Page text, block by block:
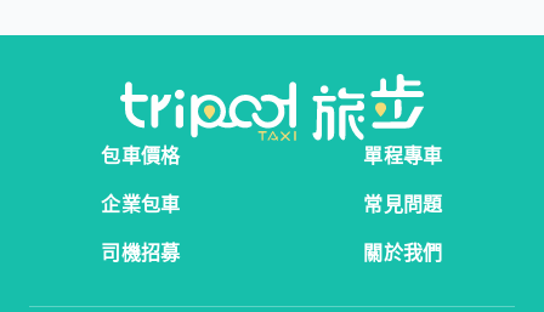
包車價格
單程專車
企業包車
常見問題
司機招募
關於我們